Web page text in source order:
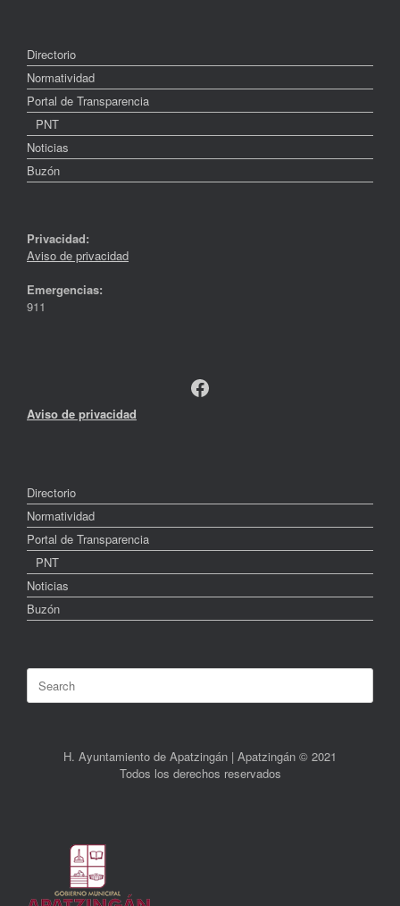
Directorio
Normatividad
Portal de Transparencia
PNT
Noticias
Buzón
Privacidad:
Aviso de privacidad
Emergencias:
911
Facebook
Aviso de privacidad
Directorio
Normatividad
Portal de Transparencia
PNT
Noticias
Buzón
for:
H. Ayuntamiento de Apatzingán | Apatzingán © 2021
Todos los derechos reservados